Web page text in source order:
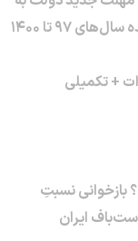
۹۷ تا ۱۴۰۰
+ تکمیلی
بازخوانی نسبتِ
ایران